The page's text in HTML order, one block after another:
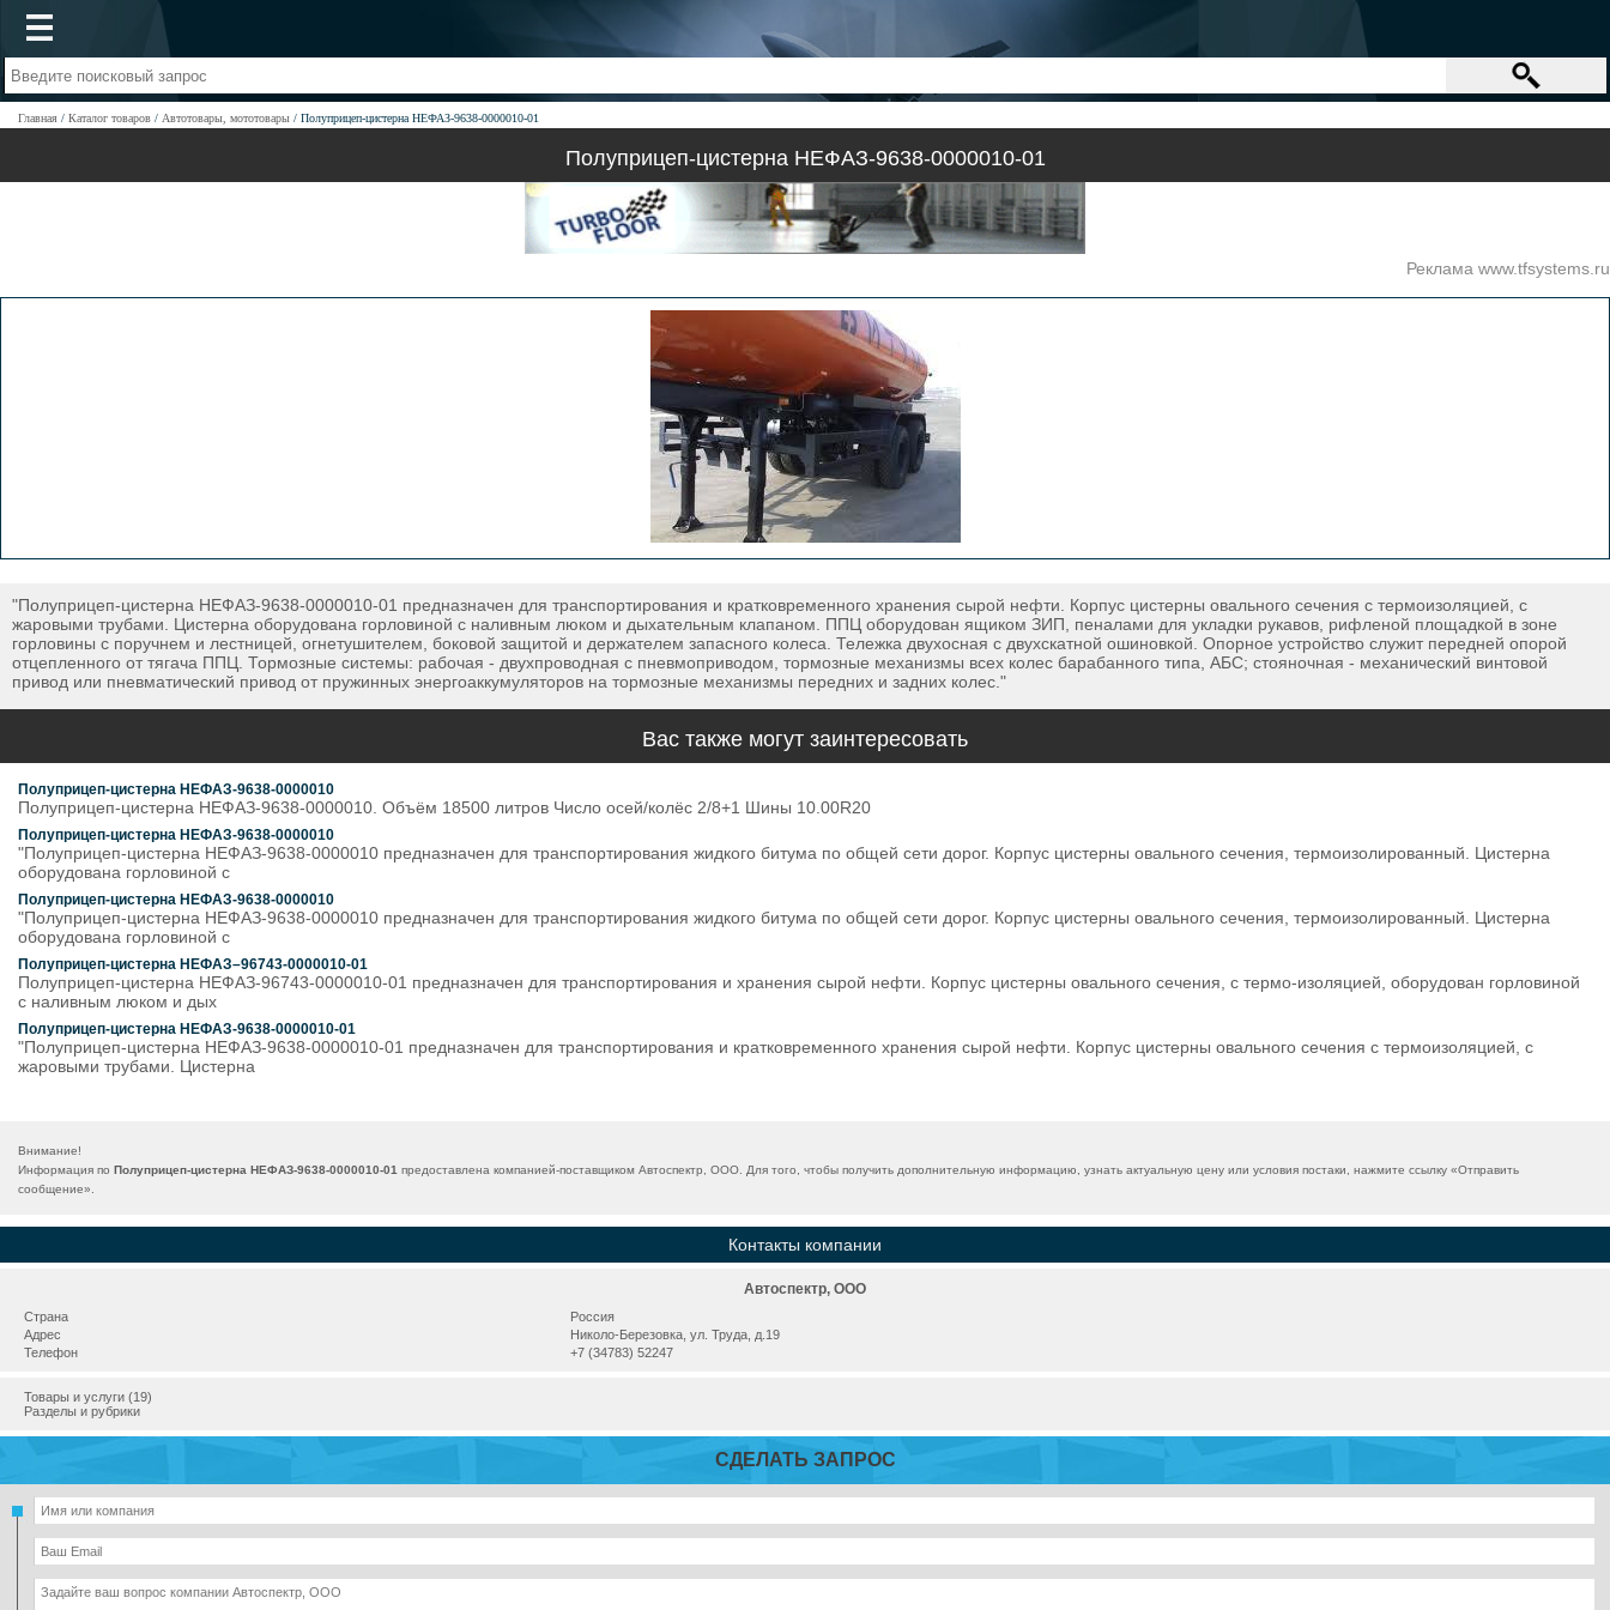
Главная Каталог товаров Автотовары, мототовары Полуприцеп-цистерна НЕФАЗ-9638-0000010-01
Полуприцеп-цистерна НЕФАЗ-9638-0000010-01
Реклама www.tfsystems.ru
"Полуприцеп-цистерна НЕФАЗ-9638-0000010-01 предназначен для транспортирования и кратковременного хранения сырой нефти. Корпус цистерны овального сечения с термоизоляцией, с
жаровыми трубами. Цистерна оборудована горловиной с наливным люком и дыхательным клапаном. ППЦ оборудован ящиком ЗИП, пеналами для укладки рукавов, рифленой площадкой в зоне
горловины с поручнем и лестницей, огнетушителем, боковой защитой и держателем запасного колеса. Тележка двухосная с двухскатной ошиновкой. Опорное устройство служит передней опорой
отцепленного от тягача ППЦ. Тормозные системы: рабочая - двухпроводная с пневмоприводом, тормозные механизмы всех колес барабанного типа, АБС; стояночная - механический винтовой
привод или пневматический привод от пружинных энергоаккумуляторов на тормозные механизмы передних и задних колес."
Вас также могут заинтересовать
Полуприцеп-цистерна НЕФАЗ-9638-0000010
Полуприцеп-цистерна НЕФАЗ-9638-0000010. Объём 18500 литров Число осей/колёс 2/8+1 Шины 10.00R20
Полуприцеп-цистерна НЕФАЗ-9638-0000010
"Полуприцеп-цистерна НЕФАЗ-9638-0000010 предназначен для транспортирования жидкого битума по общей сети дорог. Корпус цистерны овального сечения, термоизолированный. Цистерна
оборудована горловиной с
Полуприцеп-цистерна НЕФАЗ-9638-0000010
"Полуприцеп-цистерна НЕФАЗ-9638-0000010 предназначен для транспортирования жидкого битума по общей сети дорог. Корпус цистерны овального сечения, термоизолированный. Цистерна
оборудована горловиной с
Полуприцеп-цистерна НЕФАЗ–96743-0000010-01
Полуприцеп-цистерна НЕФАЗ-96743-0000010-01 предназначен для транспортирования и хранения сырой нефти. Корпус цистерны овального сечения, с термо-изоляцией, оборудован горловиной
с наливным люком и дых
Полуприцеп-цистерна НЕФАЗ-9638-0000010-01
"Полуприцеп-цистерна НЕФАЗ-9638-0000010-01 предназначен для транспортирования и кратковременного хранения сырой нефти. Корпус цистерны овального сечения с термоизоляцией, с
жаровыми трубами. Цистерна
Внимание!
Информация по Полуприцеп-цистерна НЕФАЗ-9638-0000010-01 предоставлена компанией-поставщиком Автоспектр, ООО. Для того, чтобы получить дополнительную информацию, узнать актуальную цену или условия постаки, нажмите ссылку «Отправить
сообщение».
Контакты компании
Автоспектр, ООО
Страна
Россия
Адрес
Николо-Березовка, ул. Труда, д.19
Телефон
+7 (34783) 52247
Товары и услуги (19)
Разделы и рубрики
СДЕЛАТЬ ЗАПРОС